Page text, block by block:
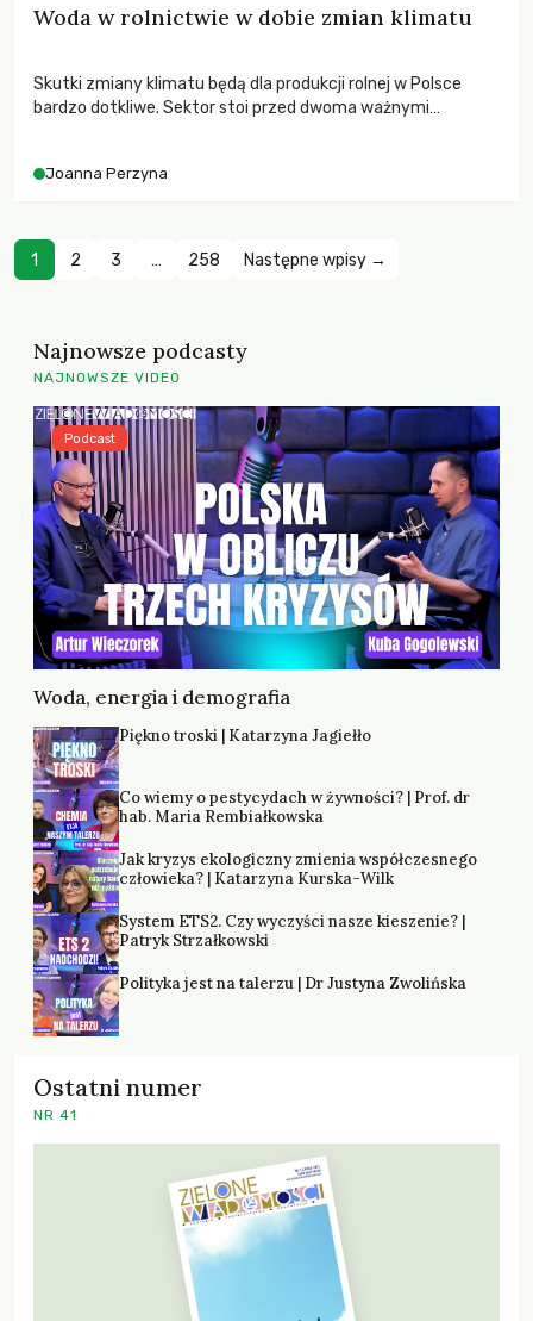
Woda w rolnictwie w dobie zmian klimatu
Skutki zmiany klimatu będą dla produkcji rolnej w Polsce
bardzo dotkliwe. Sektor stoi przed dwoma ważnymi
zachodzących zmian klimatycznych. Wymagać to będzie
Joanna Perzyna
1 2 3 … 258 Następne wpisy →
Najnowsze podcasty
NAJNOWSZE VIDEO
Woda, energia i demografia
Podcast
Piękno troski | Katarzyna Jagiełło
Co wiemy o pestycydach w żywności? | Prof. dr
hab. Maria Rembiałkowska
Jak kryzys ekologiczny zmienia współczesnego
człowieka? | Katarzyna Kurska-Wilk
System ETS2. Czy wyczyści nasze kieszenie? |
Patryk Strzałkowski
Polityka jest na talerzu | Dr Justyna Zwolińska
Ostatni numer
NR 41